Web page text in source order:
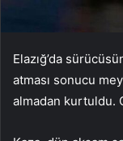
Elazığ’da
atması sonucu
almadan kurtuldu.